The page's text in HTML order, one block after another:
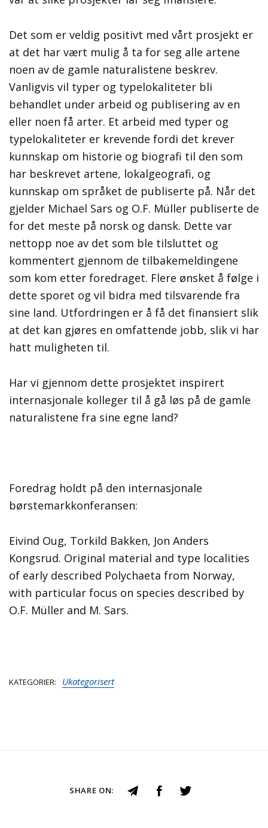
Det som er veldig positivt med vårt prosjekt er
at det har vært mulig å ta for seg alle artene
noen av de gamle naturalistene beskrev.
Vanligvis vil typer og typelokaliteter bli
behandlet under arbeid og publisering av en
eller noen få arter. Et arbeid med typer og
typelokaliteter er krevende fordi det krever
kunnskap om historie og biografi til den som
har beskrevet artene, lokalgeografi, og
kunnskap om språket de publiserte på. Når det
gjelder Michael Sars og O.F. Müller publiserte de
for det meste på norsk og dansk. Dette var
nettopp noe av det som ble tilsluttet og
kommentert gjennom de tilbakemeldingene
som kom etter foredraget. Flere ønsket å følge i
dette sporet og vil bidra med tilsvarende fra
sine land. Utfordringen er å få det finansiert slik
at det kan gjøres en omfattende jobb, slik vi har
hatt muligheten til.
Har vi gjennom dette prosjektet inspirert
internasjonale kolleger til å gå løs på de gamle
naturalistene fra sine egne land?
Foredrag holdt på den internasjonale
børstemarkkonferansen:
Eivind Oug, Torkild Bakken, Jon Anders
Kongsrud. Original material and type localities
of early described Polychaeta from Norway,
with particular focus on species described by
O.F. Müller and M. Sars.
KATEGORIER Ukategorisert
SHARE ON: